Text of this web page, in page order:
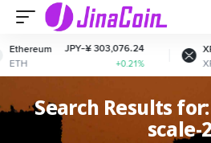
Ethereum
ETH
JPY-¥ 303,076.24
+0.21%
Search Results
scale-